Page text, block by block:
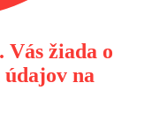
žiada o
údajov na